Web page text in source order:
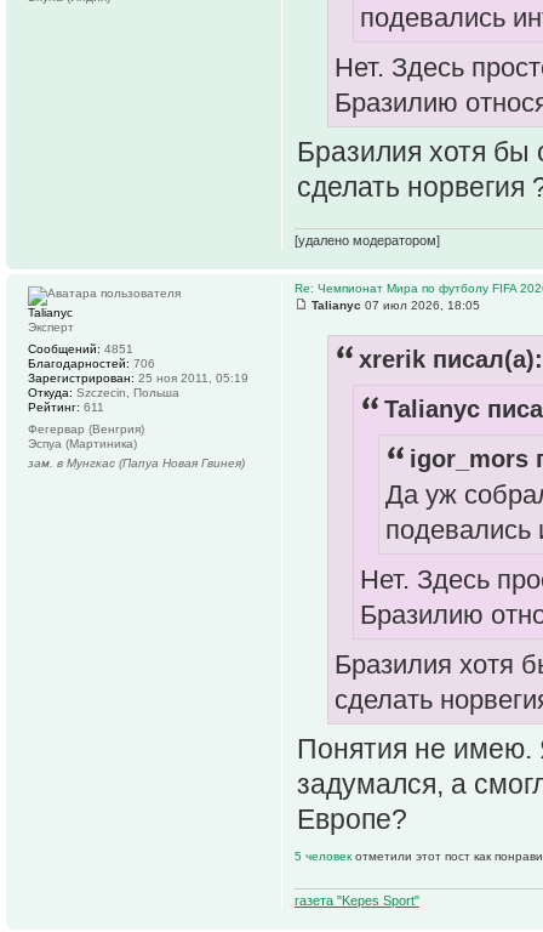
подевались
Нет. Здесь
Бразилию
Бразилия хотя бы
сделать норвегия
[удалено модератором]
Re: Чемпионат Мира по футболу FIFA
Talianyc 07 июл 2026, 18:05
xrerik писал(а):
Talianyc
igor_mors
Да уж
подевались
Нет. Здесь
Бразилию
Бразилия хотя
сделать
Понятия не имею.
задумался, а
Европе?
5 человекотметили этот пост как
газета "Kepes Sport"
Talianyc
Эксперт
Сообщений: 4851
Благодарностей: 706
Зарегистрирован: 25 ноя 2011, 05:19
Откуда: Szczecin, Польша
Рейтинг: 611
Фегервар (Венгрия)
Эспуа (Мартиника)
зам. в Мунгкас (Папуа Новая Гвинея)